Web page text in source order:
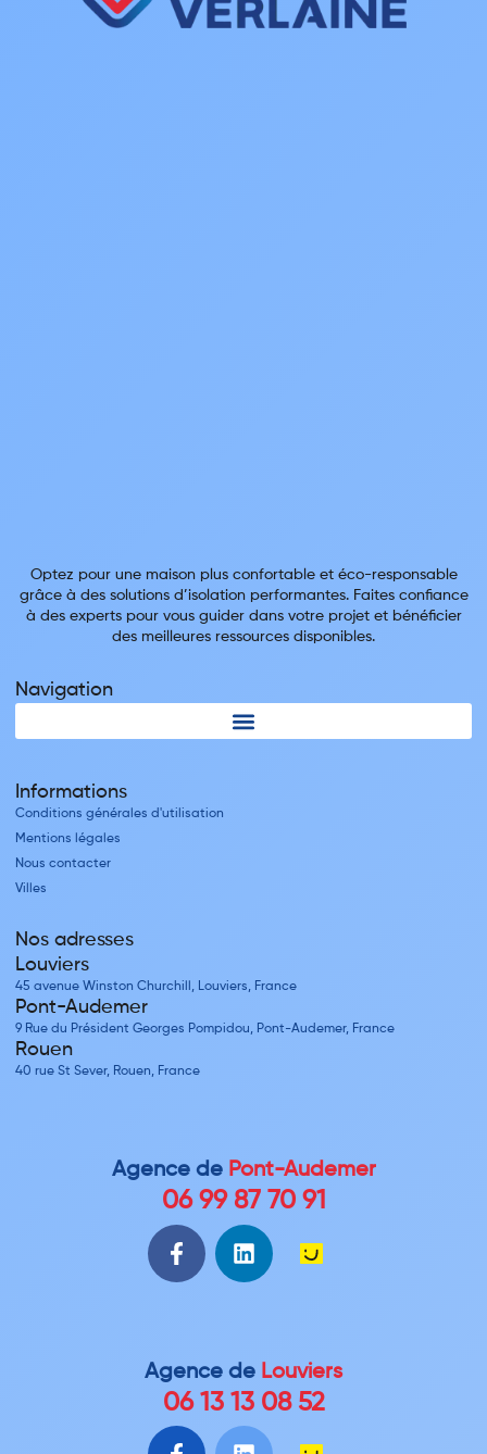
Optez pour une maison plus confortable et éco-responsable
grâce à des solutions d’isolation performantes. Faites confiance
à des experts pour vous guider dans votre projet et bénéficier
des meilleures ressources disponibles.
Navigation
Informations
Conditions générales d'utilisation
Mentions légales
Nous contacter
Villes
Nos adresses
Louviers
45 avenue Winston Churchill, Louviers, France
Pont-Audemer
9 Rue du Président Georges Pompidou, Pont-Audemer, France
Rouen
40 rue St Sever, Rouen, France
Agence de Pont-Audemer
06 99 87 70 91
Agence de Louviers
06 13 13 08 52